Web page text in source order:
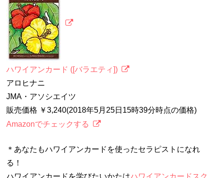
ハワイアンカード ([バラエティ])
アロヒナニ
JMA・アソシエイツ
販売価格 ￥3,240(2018年5月25日15時39分時点の価格)
Amazonでチェックする
＊あなたもハワイアンカードを使ったセラピストになれ
る！
ハワイアンカードを学びたいかたはハワイアンカードスク